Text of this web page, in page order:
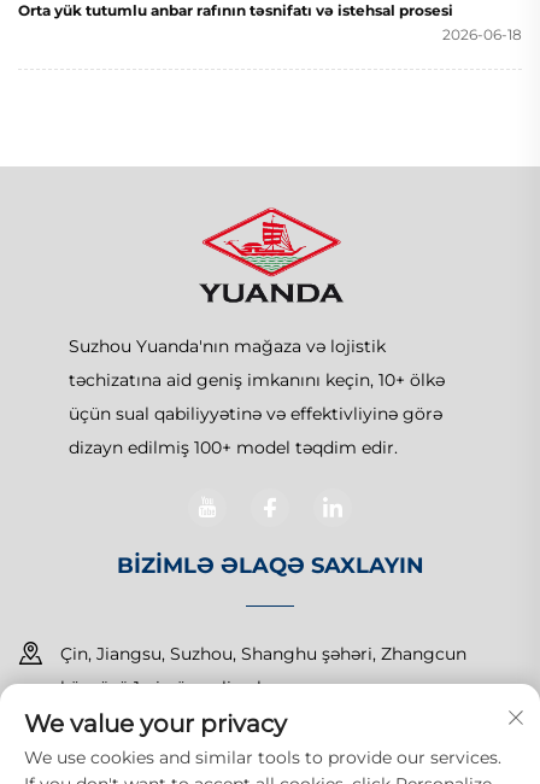
Orta yük tutumlu anbar rafının təsnifatı və istehsal prosesi
2026-06-18
Suzhou Yuanda'nın mağaza və lojistik
təchizatına aid geniş imkanını keçin, 10+ ölkə
üçün sual qabiliyyətinə və effektivliyinə görə
dizayn edilmiş 100+ model təqdim edir.
BIZIMLƏ ƏLAQƏ SAXLAYIN
Çin, Jiangsu, Suzhou, Shanghu şəhəri, Zhangcun
körpüsü 1-ci nömrəli yol
+86-15150179453
We value your privacy
We use cookies and similar tools to provide our services.